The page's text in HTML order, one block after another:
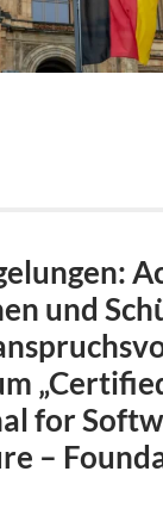
und
for
–